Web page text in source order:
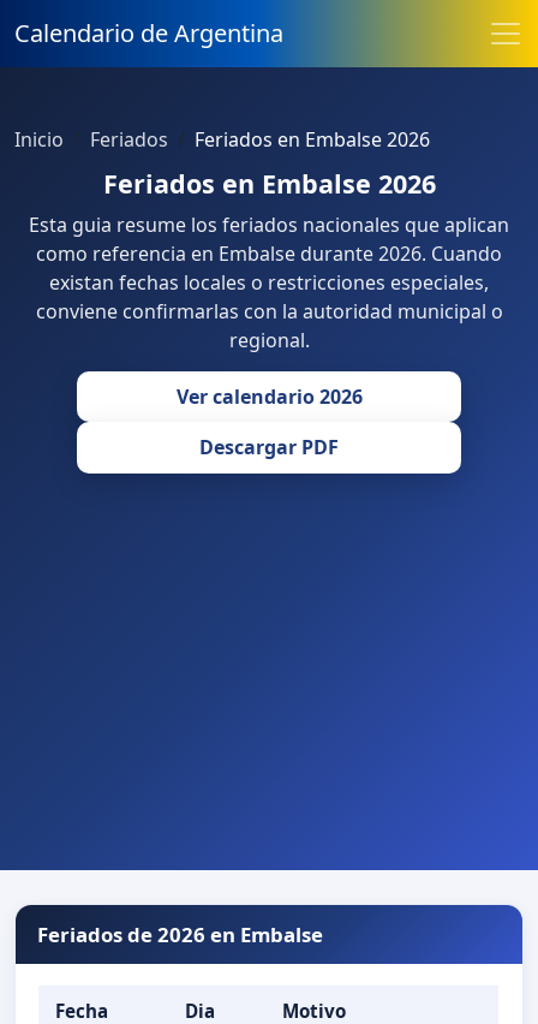
Calendario de Argentina
Inicio Feriados Feriados en Embalse 2026
Feriados en Embalse 2026
Esta guia resume los feriados nacionales que aplican
como referencia en Embalse durante 2026. Cuando
existan fechas locales o restricciones especiales,
conviene confirmarlas con la autoridad municipal o
regional.
Ver calendario 2026
Descargar PDF
Feriados de 2026 en Embalse
Fecha Dia Motivo